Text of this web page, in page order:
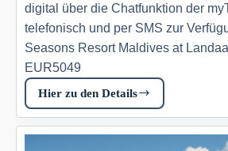
digital über die Chatfunktion der
telefonisch und per SMS zur
Seasons Resort Maldives at
EUR5049
Hier zu den Details
Four
Seasons